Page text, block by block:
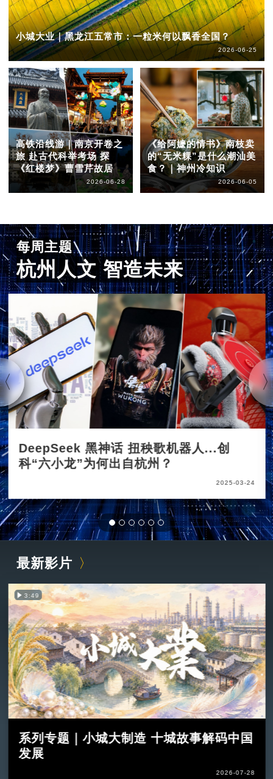
小城大业｜黑龙江五常市：一粒米何以飘香全国？
2026-06-25
高铁沿线游｜南京开卷之
旅 赴古代科举考场 探
《红楼梦》曹雪芹故居
2026-06-28
《给阿嬷的情书》南枝卖
的“无米粿”是什么潮汕美
食？｜神州冷知识
2026-06-05
每周主题
杭州人文 智造未来
DeepSeek 黑神话 扭秧歌机器人...创
科“六小龙”为何出自杭州？
2025-03-24
最新影片
3:49
系列专题｜小城大制造 十城故事解码中国
发展
2026-07-28